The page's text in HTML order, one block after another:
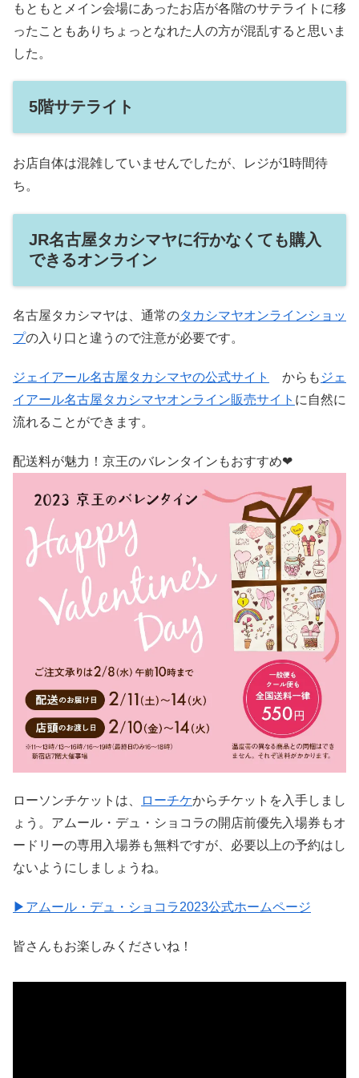
もともとメイン会場にあったお店が各階のサテライトに移
ったこともありちょっとなれた人の方が混乱すると思いま
した。
5階サテライト
お店自体は混雑していませんでしたが、レジが1時間待
ち。
JR名古屋タカシマヤに行かなくても購入
できるオンライン
名古屋タカシマヤは、通常のタカシマヤオンラインショッ
プの入り口と違うので注意が必要です。
ジェイアール名古屋タカシマヤの公式サイト からも ジェ
イアール名古屋タカシマヤオンライン販売サイト に自然に
流れることができます。
配送料が魅力！京王のバレンタインもおすすめ❤
ローソンチケットは、 ローチケからチケットを入手しまし
ょう。アムール・デュ・ショコラの開店前優先入場券もオ
ードリーの専用入場券も無料ですが、必要以上の予約はし
ないようにしましょうね。
▶アムール・デュ・ショコラ2023公式ホームページ
皆さんもお楽しみくださいね！